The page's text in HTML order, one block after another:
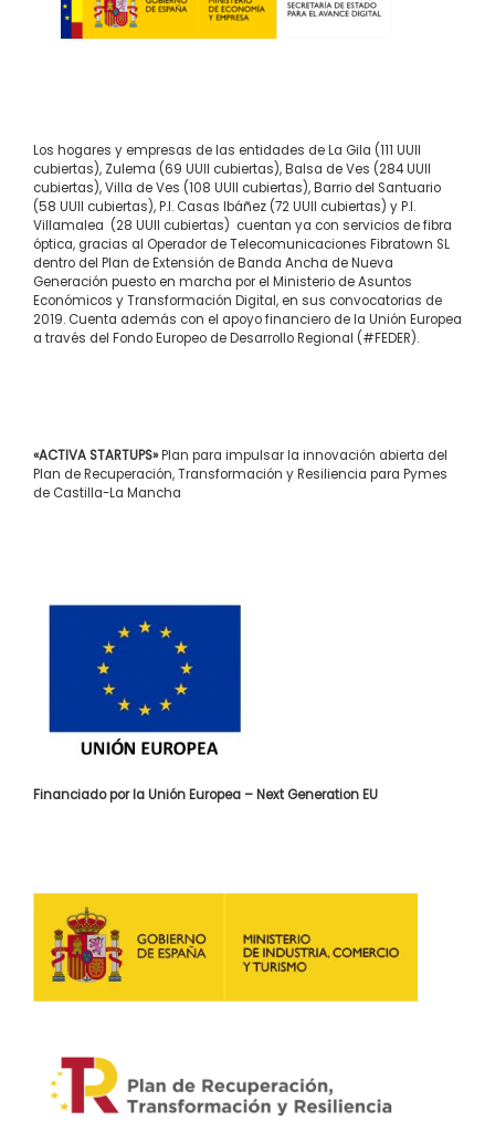
Los hogares y empresas de las entidades de La Gila (111 UUII
cubiertas), Zulema (69 UUII cubiertas), Balsa de Ves (284 UUII
cubiertas), Villa de Ves (108 UUII cubiertas), Barrio del Santuario
(58 UUII cubiertas), P.I. Casas Ibáñez (72 UUII cubiertas) y P.I.
Villamalea (28 UUII cubiertas) cuentan ya con servicios de fibra
óptica, gracias al Operador de Telecomunicaciones Fibratown SL
dentro del Plan de Extensión de Banda Ancha de Nueva
Generación puesto en marcha por el Ministerio de Asuntos
Económicos y Transformación Digital, en sus convocatorias de
2019. Cuenta además con el apoyo financiero de la Unión Europea
a través del Fondo Europeo de Desarrollo Regional (#FEDER).
«ACTIVA STARTUPS»Plan para impulsar la innovación abierta del
Plan de Recuperación, Transformación y Resiliencia para Pymes
de Castilla-La Mancha
Financiado por la Unión Europea – Next Generation EU